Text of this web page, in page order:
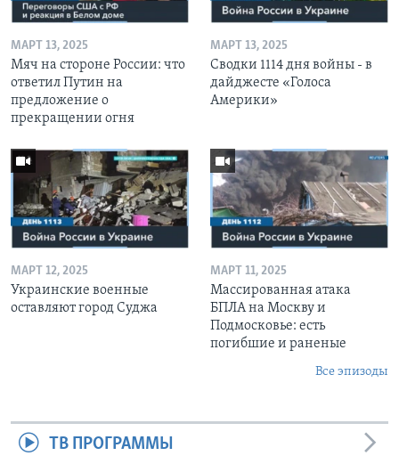
МАРТ 13, 2025
Мяч на стороне России: что
ответил Путин на
предложение о
прекращении огня
МАРТ 13, 2025
Сводки 1114 дня войны - в
дайджесте «Голоса
Америки»
МАРТ 12, 2025
Украинские военные
оставляют город Суджа
МАРТ 11, 2025
Массированная атака
БПЛА на Москву и
Подмосковье: есть
погибшие и раненые
Все эпизоды
ТВ ПРОГРАММЫ